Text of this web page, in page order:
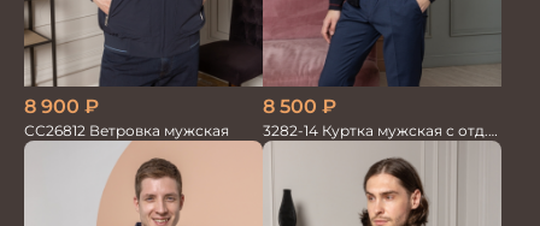
8 900 ₽
СС26812 Ветровка мужская
8 500 ₽
3282-14 Куртка мужская с отд.
из трикотажа